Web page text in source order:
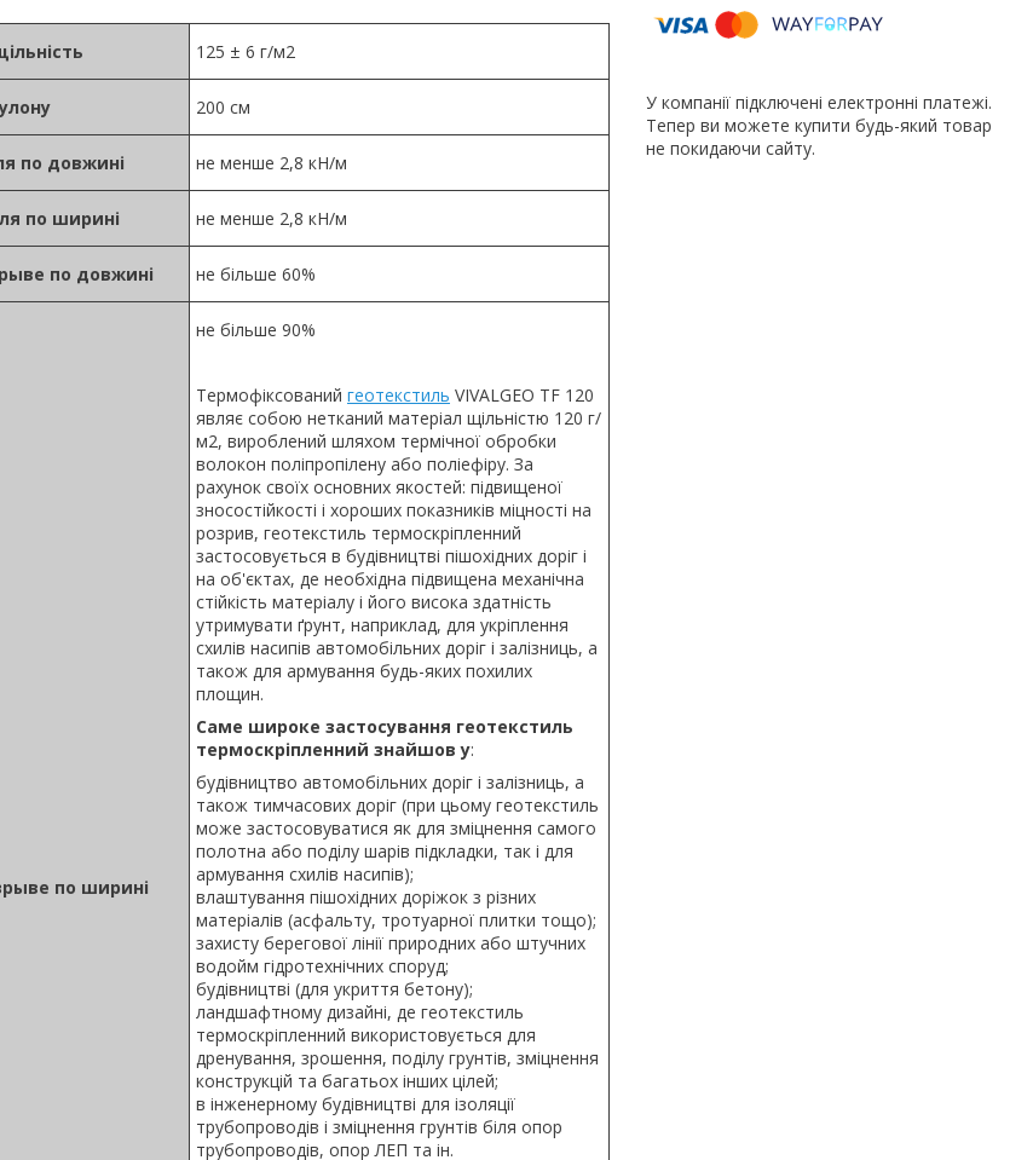
125 ± 6 г/м2
200 см
по довжині не менше 2,8 кН/м
по ширині не менше 2,8 кН/м
по довжині не більше 60%
по ширині
не більше 90%
Термофіксований геотекстиль VIVALGEO TF 120
являє собою нетканий матеріал щільністю 120 г/
м2, вироблений шляхом термічної обробки
волокон поліпропілену або поліефіру. За
рахунок своїх основних якостей: підвищеної
зносостійкості і хороших показників міцності на
розрив, геотекстиль термоскріпленний
застосовується в будівництві пішохідних доріг і
на об'єктах, де необхідна підвищена механічна
стійкість матеріалу і його висока здатність
утримувати ґрунт, наприклад, для укріплення
схилів насипів автомобільних доріг і залізниць, а
також для армування будь-яких похилих
площин.
Саме широке застосування геотекстиль
термоскріпленний знайшов у:
будівництво автомобільних доріг і залізниць, а
також тимчасових доріг (при цьому геотекстиль
може застосовуватися як для зміцнення самого
полотна або поділу шарів підкладки, так і для
армування схилів насипів);
влаштування пішохідних доріжок з різних
матеріалів (асфальту, тротуарної плитки тощо);
захисту берегової лінії природних або штучних
водойм гідротехнічних споруд;
будівництві (для укриття бетону);
ландшафтному дизайні, де геотекстиль
термоскріпленний використовується для
дренування, зрошення, поділу грунтів, зміцнення
конструкцій та багатьох інших цілей;
в інженерному будівництві для ізоляції
трубопроводів і зміцнення грунтів біля опор
трубопроводів, опор ЛЕП та ін.
У компанії підключені електронні платежі.
Тепер ви можете купити будь-який товар
не покидаючи сайту.